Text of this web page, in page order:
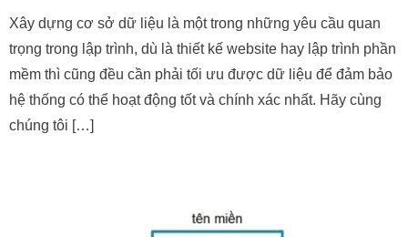
Xây dựng cơ sở dữ liệu là một trong những yêu cầu quan
trọng trong lập trình, dù là thiết kế website hay lập trình phần
mềm thì cũng đều cần phải tối ưu được dữ liệu để đảm bảo
hệ thống có thể hoạt động tốt và chính xác nhất. Hãy cùng
chúng tôi […]